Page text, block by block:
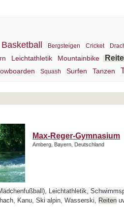
Basketball Bergsteigen Cricket
Leichtathletik Mountainbike
Squash Surfen Tanzen
Max-Reger-Gymnasium
Amberg, Bayern, Deutschland
Leichtathletik,
Kanu, Ski alpin, Wasserski, Reiten